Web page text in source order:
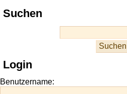
Play
best
site
https://onlineslots.money/
Suchen
Login
Benutzername: